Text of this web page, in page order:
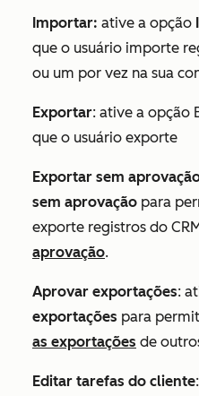
Importar: ative a opção
que o usuário importe
ou um por vez na sua
Exportar: ative a opção
que o usuário exporte
Exportar sem
sem aprovação para
exporte registros do
aprovação.
Aprovar exportações:
exportações para
as exportações de
Editar tarefas do cliente